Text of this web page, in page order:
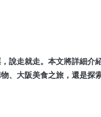
說走就走。本文將詳細介
、大阪美食之旅，還是探